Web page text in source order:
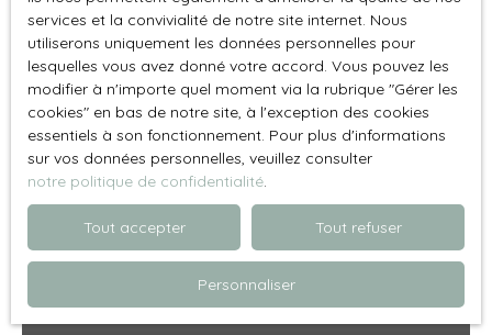
Pertinence Créer une alerte
17 280€HAI
Vendu
services et la convivialité de notre site internet. Nous
utiliserons uniquement les données personnelles pour
lesquelles vous avez donné votre accord. Vous pouvez les
modifier à n'importe quel moment via la rubrique ″Gérer les
cookies″ en bas de notre site, à l'exception des cookies
essentiels à son fonctionnement. Pour plus d'informations
sur vos données personnelles, veuillez consulter
notre politique de confidentialité.
Tout accepter Tout refuser
Personnaliser